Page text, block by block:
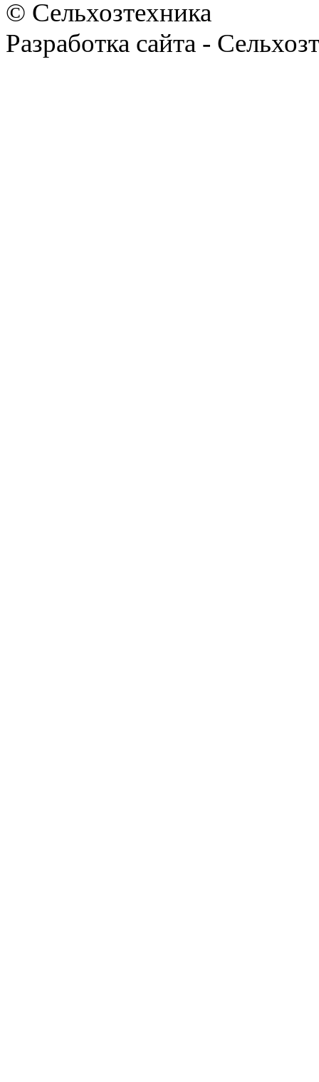
© Сельхозтехника
Разработка сайта -